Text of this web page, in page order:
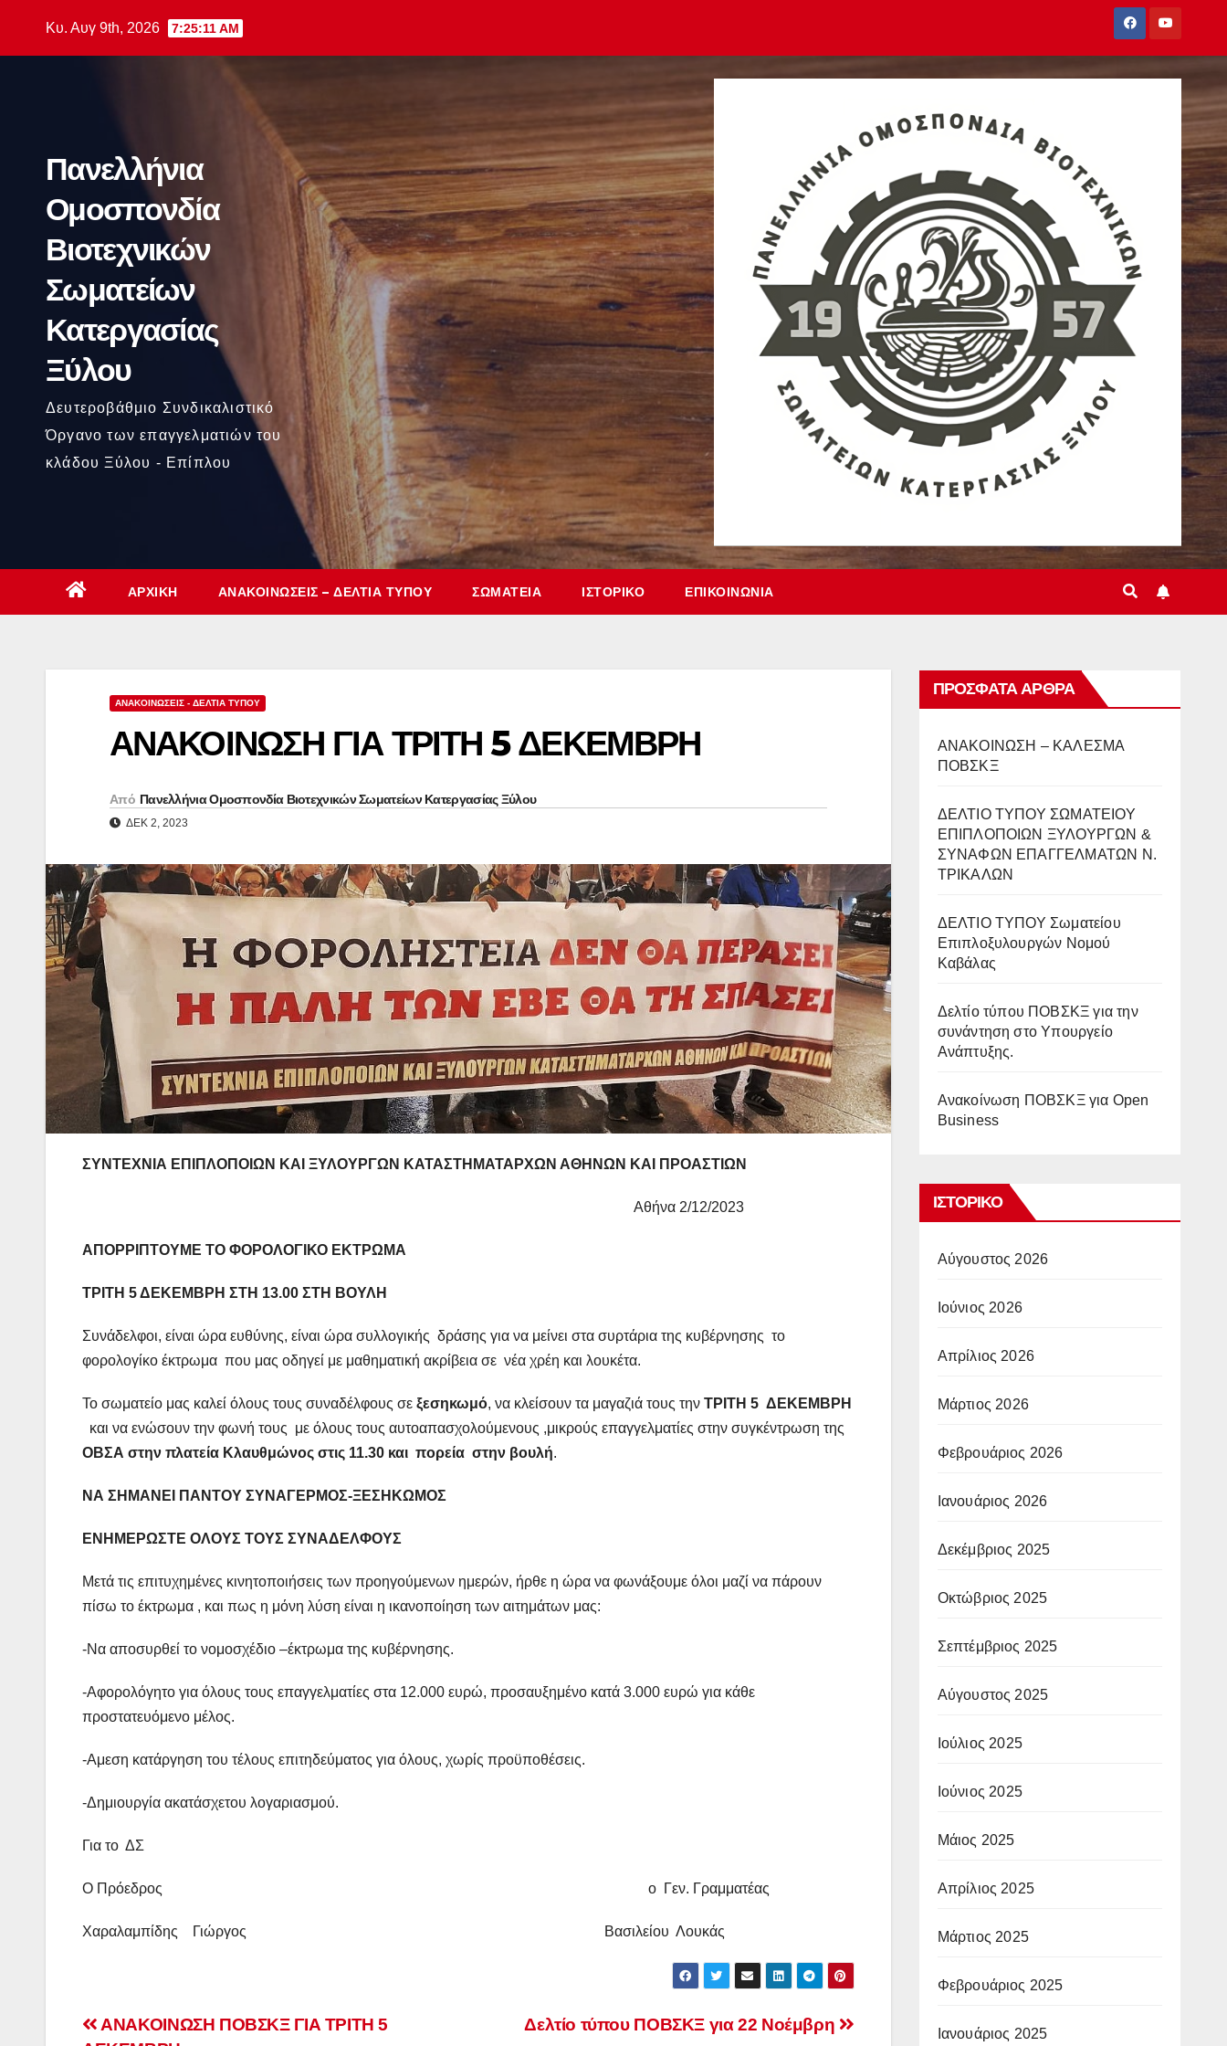
Κυ. Αυγ 9th, 2026 7:25:12 AM
Πανελλήνια
Ομοσπονδία
Βιοτεχνικών
Σωματείων
Κατεργασίας
Ξύλου
Δευτεροβάθμιο Συνδικαλιστικό
Όργανο των επαγγελματιών του
κλάδου Ξύλου - Επίπλου
ΑΡΧΙΚΉ ΑΝΑΚΟΙΝΏΣΕΙΣ – ΔΕΛΤΊΑ ΤΎΠΟΥ ΣΩΜΑΤΕΊΑ ΙΣΤΟΡΙΚΌ ΕΠΙΚΟΙΝΩΝΊΑ
ΑΝΑΚΟΙΝΏΣΕΙΣ - ΔΕΛΤΊΑ ΤΎΠΟΥ
ΑΝΑΚΟΙΝΩΣΗ ΓΙΑ ΤΡΙΤΗ 5 ΔΕΚΕΜΒΡΗ
Από Πανελλήνια Ομοσπονδία Βιοτεχνικών Σωματείων Κατεργασίας Ξύλου
ΔΕΚ 2, 2023
ΣΥΝΤΕΧΝΙΑ ΕΠΙΠΛΟΠΟΙΩΝ ΚΑΙ ΞΥΛΟΥΡΓΩΝ ΚΑΤΑΣΤΗΜΑΤΑΡΧΩΝ ΑΘΗΝΩΝ ΚΑΙ ΠΡΟΑΣΤΙΩΝ
Αθήνα 2/12/2023
ΑΠΟΡΡΙΠΤΟΥΜΕ ΤΟ ΦΟΡΟΛΟΓΙΚΟ ΕΚΤΡΩΜΑ
ΤΡΙΤΗ 5 ΔΕΚΕΜΒΡΗ ΣΤΗ 13.00 ΣΤΗ ΒΟΥΛΗ
Συνάδελφοι, είναι ώρα ευθύνης, είναι ώρα συλλογικής δράσης για να μείνει στα συρτάρια της κυβέρνησης το
φορολογίκο έκτρωμα που μας οδηγεί με μαθηματική ακρίβεια σε νέα χρέη και λουκέτα.
Το σωματείο μας καλεί όλους τους συναδέλφους σε ξεσηκωμό, να κλείσουν τα μαγαζιά τους την ΤΡΙΤΗ 5 ΔΕΚΕΜΒΡΗ
και να ενώσουν την φωνή τους με όλους τους αυτοαπασχολούμενους ,μικρούς επαγγελματίες στην συγκέντρωση της
ΟΒΣΑ στην πλατεία Κλαυθμώνος στις 11.30 και πορεία στην βουλή.
ΝΑ ΣΗΜΑΝΕΙ ΠΑΝΤΟΥ ΣΥΝΑΓΕΡΜΟΣ-ΞΕΣΗΚΩΜΟΣ
ΕΝΗΜΕΡΩΣΤΕ ΟΛΟΥΣ ΤΟΥΣ ΣΥΝΑΔΕΛΦΟΥΣ
Μετά τις επιτυχημένες κινητοποιήσεις των προηγούμενων ημερών, ήρθε η ώρα να φωνάξουμε όλοι μαζί να πάρουν
πίσω το έκτρωμα , και πως η μόνη λύση είναι η ικανοποίηση των αιτημάτων μας:
-Να αποσυρθεί το νομοσχέδιο –έκτρωμα της κυβέρνησης.
-Αφορολόγητο για όλους τους επαγγελματίες στα 12.000 ευρώ, προσαυξημένο κατά 3.000 ευρώ για κάθε
προστατευόμενο μέλος.
-Αμεση κατάργηση του τέλους επιτηδεύματος για όλους, χωρίς προϋποθέσεις.
-Δημιουργία ακατάσχετου λογαριασμού.
Για το ΔΣ
Ο Πρόεδρος ο Γεν. Γραμματέας
Χαραλαμπίδης Γιώργος Βασιλείου Λουκάς
Πλοήγηση
Δελτίο τύπου ΠΟΒΣΚΞ για 22 Νοέμβρη
ΑΝΑΚΟΙΝΩΣΗ ΠΟΒΣΚΞ ΓΙΑ ΤΡΙΤΗ 5
ΠΡΌΣΦΑΤΑ ΆΡΘΡΑ
ΑΝΑΚΟΙΝΩΣΗ – ΚΑΛΕΣΜΑ
ΠΟΒΣΚΞ
ΔΕΛΤΙΟ ΤΥΠΟΥ ΣΩΜΑΤΕΙΟΥ
ΕΠΙΠΛΟΠΟΙΩΝ ΞΥΛΟΥΡΓΩΝ &
ΣΥΝΑΦΩΝ ΕΠΑΓΓΕΛΜΑΤΩΝ Ν.
ΤΡΙΚΑΛΩΝ
ΔΕΛΤΙΟ ΤΥΠΟΥ Σωματείου
Επιπλοξυλουργών Νομού
Καβάλας
Δελτίο τύπου ΠΟΒΣΚΞ για την
συνάντηση στο Υπουργείο
Ανάπτυξης.
Ανακοίνωση ΠΟΒΣΚΞ για Open
Business
ΙΣΤΟΡΙΚΌ
Αύγουστος 2026
Ιούνιος 2026
Απρίλιος 2026
Μάρτιος 2026
Φεβρουάριος 2026
Ιανουάριος 2026
Δεκέμβριος 2025
Οκτώβριος 2025
Σεπτέμβριος 2025
Αύγουστος 2025
Ιούλιος 2025
Ιούνιος 2025
Μάιος 2025
Απρίλιος 2025
Μάρτιος 2025
Φεβρουάριος 2025
Ιανουάριος 2025